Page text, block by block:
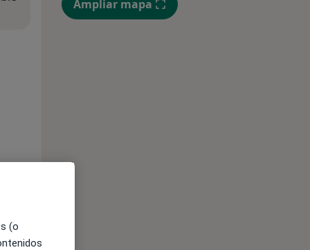
Ampliar mapa
(o